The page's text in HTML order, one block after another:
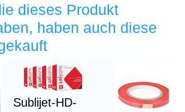
dieses Produkt
haben auch diese
Sublijet-HD-